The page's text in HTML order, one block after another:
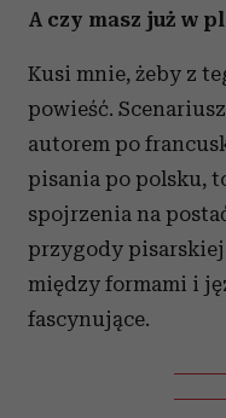
A czy masz już w
Kusi mnie, żeby z
powieść.
autorem po
pisania po polsku,
spojrzenia na
przygody
między formami i
fascynujące.